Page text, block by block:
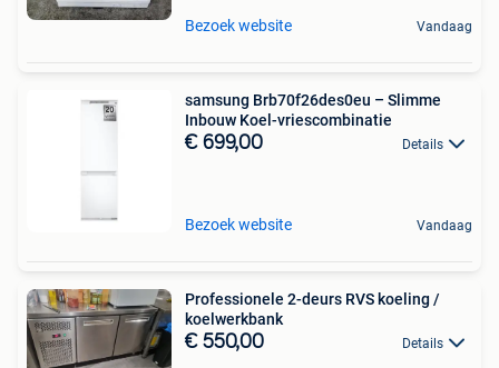
Bezoek website Vandaag
samsung Brb70f26des0eu – Slimme
Inbouw Koel-vriescombinatie
€ 699,00 Details
Bezoek website Vandaag
Professionele 2-deurs RVS koeling /
koelwerkbank
€ 550,00 Details